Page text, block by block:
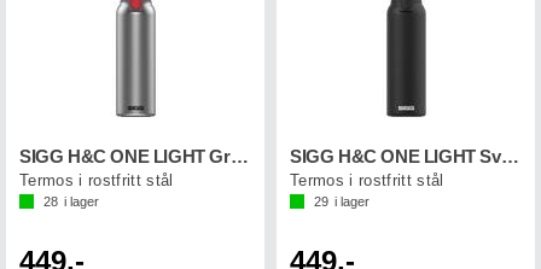
SIGG H&C ONE LIGHT Grå 0,55 L
Termos i rostfritt stål
28 i lager
449,-
SIGG H&C ONE LIGHT Svart 0,55 L
Termos i rostfritt stål
29 i lager
449,-